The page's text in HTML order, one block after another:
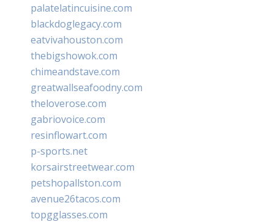
palatelatincuisine.com
blackdoglegacy.com
eatvivahouston.com
thebigshowok.com
chimeandstave.com
greatwallseafoodny.com
theloverose.com
gabriovoice.com
resinflowart.com
p-sports.net
korsairstreetwear.com
petshopallston.com
avenue26tacos.com
topgglasses.com